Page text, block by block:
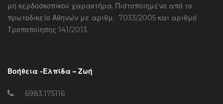
μη κερδοσκοπικού χαρακτήρα. Πιστοποιημένο από το
πρωτοδικείο Αθηνών με αριθμ. 7033/2005 και αριθμό
Τροποποίησης 141/2013.
Βοήθεια -Ελπίδα – Ζωή
6983.175116